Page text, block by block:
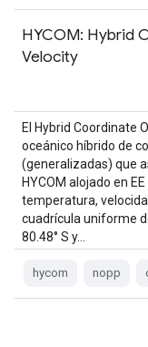
HYCOM: Hybrid
Velocity
El Hybrid Coordinate
oceánico híbrido de
(generalizadas) que
HYCOM alojado en
temperatura,
cuadrícula uniforme
80.48° S y…
hycom nopp